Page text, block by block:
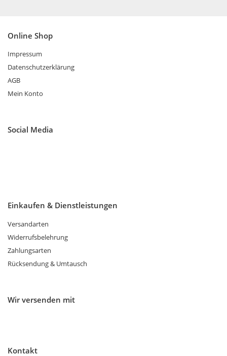
Online Shop
Impressum
Datenschutzerklärung
AGB
Mein Konto
Social Media
Einkaufen & Dienstleistungen
Versandarten
Widerrufsbelehrung
Zahlungsarten
Rücksendung & Umtausch
Wir versenden mit
Kontakt